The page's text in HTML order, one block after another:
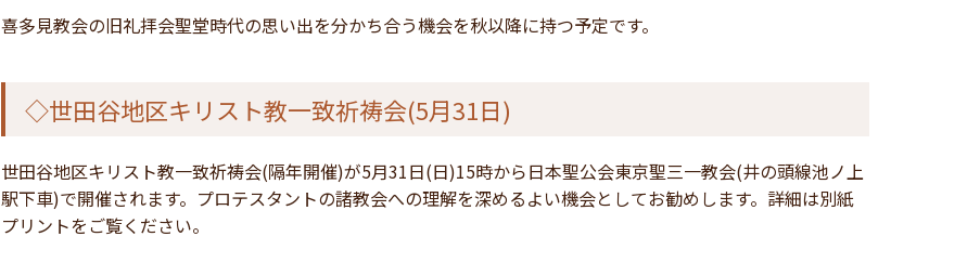
喜多見教会の旧礼拝会聖堂時代の思い出を分かち合う機会を秋以降に持つ予定です。
◇世田谷地区キリスト教一致祈祷会(5月31日)
世田谷地区キリスト教一致祈祷会(隔年開催)が5月31日(日)15時から日本聖公会東京聖三一教会(井の頭線池ノ上
駅下車)で開催されます。プロテスタントの諸教会への理解を深めるよい機会としてお勧めします。詳細は別紙
プリントをご覧ください。